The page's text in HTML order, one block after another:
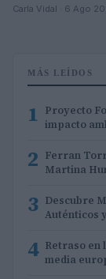
Carla Vidal · 6 Ago
MÁS LEÍDOS
1 Proyecto
impacto
2 Ferran
Martina
3 Descubre
Auténticos
4 Retraso en
media